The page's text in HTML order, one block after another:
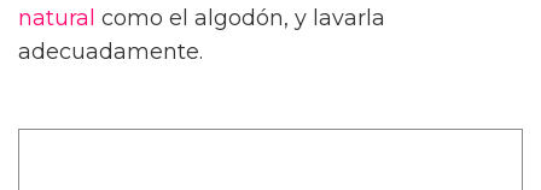
natural como el algodón, y lavarla
adecuadamente.